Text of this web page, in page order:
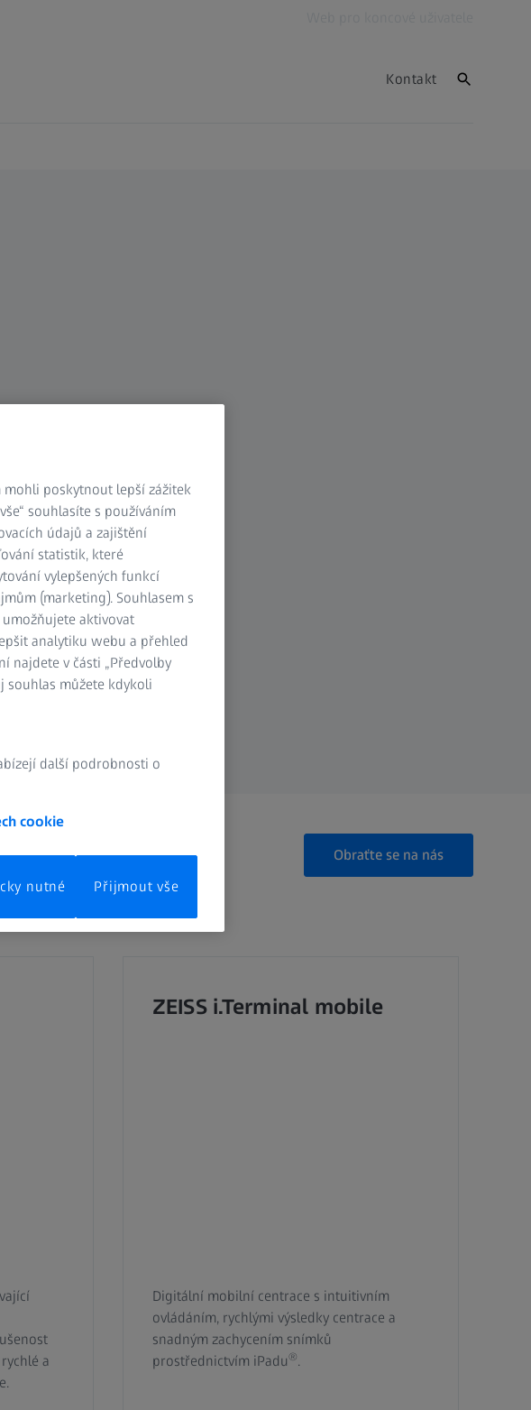
Kontakt
Obraťte se na nás
a
ZEISS i.Terminal mobile
Digitální mobilní centrace s intuitivním
ovládáním, rychlými výsledky centrace a
snadným zachycením snímků
prostřednictvím iPadu®.
mohli poskytnout lepší zážitek
souhlasíte s používáním
údajů a zajištění
statistik, které
vylepšených funkcí
(marketing). Souhlasem s
aktivovat
analytiku webu a přehled
najdete v části „Předvolby
souhlas můžete kdykoli
další podrobnosti o
cookie
nutné Přijmout vše